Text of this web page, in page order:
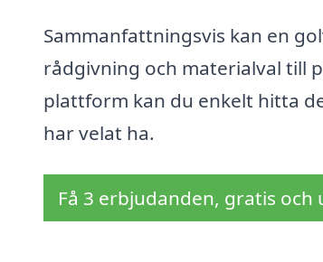
Sammanfattningsvis kan en
rådgivning och materialval till
plattform kan du enkelt hitta
har velat ha.
Få 3 erbjudanden, gratis